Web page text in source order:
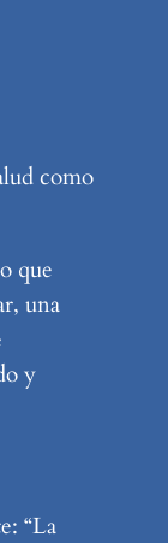
como
que
una
y
“La